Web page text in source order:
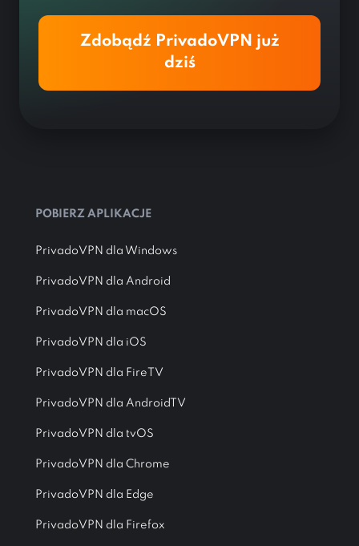
Zdobądź PrivadoVPN już
dziś
POBIERZ APLIKACJE
PrivadoVPN dla Windows
PrivadoVPN dla Android
PrivadoVPN dla macOS
PrivadoVPN dla iOS
PrivadoVPN dla FireTV
PrivadoVPN dla AndroidTV
PrivadoVPN dla tvOS
PrivadoVPN dla Chrome
PrivadoVPN dla Edge
PrivadoVPN dla Firefox